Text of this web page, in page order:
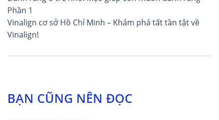
hướng
bài
viết
Phần 1
Vinalign cơ sở Hồ Chí Minh – Khám phá tất tần tật về
Vinalign!
BẠN CŨNG NÊN ĐỌC